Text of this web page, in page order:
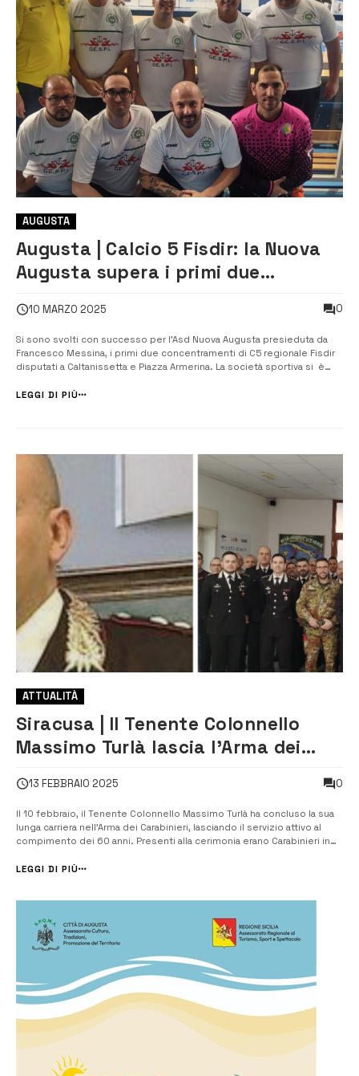
AUGUSTA
Augusta | Calcio 5 Fisdir: la Nuova
Augusta supera i primi due
10 MARZO 2025 0
Si sono svolti con successo per l’Asd Nuova Augusta presieduta da
Francesco Messina, i primi due concentramenti di C5 regionale Fisdir
disputati a Caltanissetta e Piazza Armerina. La società sportiva si è
punteggio pieno. Questi i risultati delle prime quattro gare: Augus...
LEGGI DI PIÙ
ATTUALITÀ
Siracusa | Il Tenente Colonnello
Massimo Turlà lascia l’Arma dei
13 FEBBRAIO 2025 0
Il 10 febbraio, il Tenente Colonnello Massimo Turlà ha concluso la sua
lunga carriera nell’Arma dei Carabinieri, lasciando il servizio attivo al
compimento dei 60 anni. Presenti alla cerimonia erano Carabinieri in
Comandante Provinciale, Colonnello Dino Incarbone, ha elogiat...
LEGGI DI PIÙ